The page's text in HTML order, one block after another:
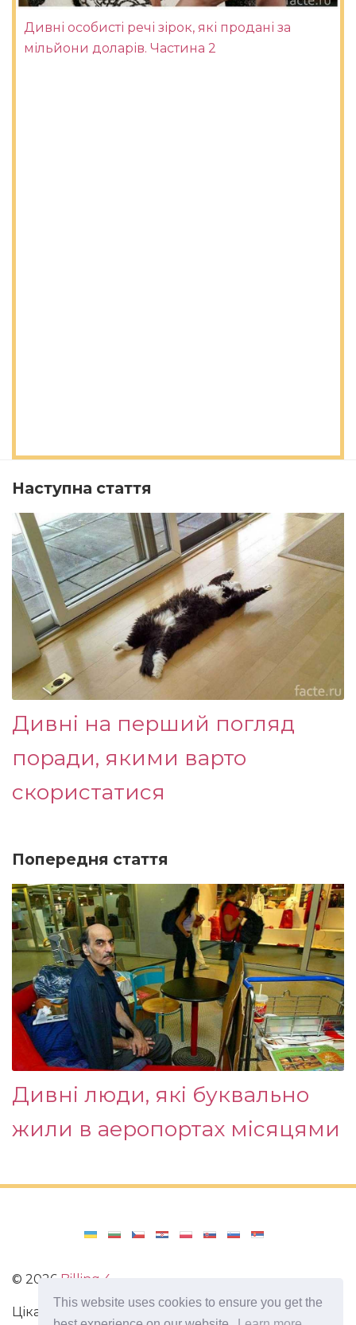
This website uses cookies to ensure you get the
Дивні особисті речі зірок, які продані за
мільйони доларів. Частина 2
Наступна стаття
Дивні на перший погляд
поради, якими варто
скористатися
Попередня стаття
Дивні люди, які буквально
жили в аеропортах місяцями
© 2026 Billing 4
Цікаві та захоплюючі факти з усього світу. Статті